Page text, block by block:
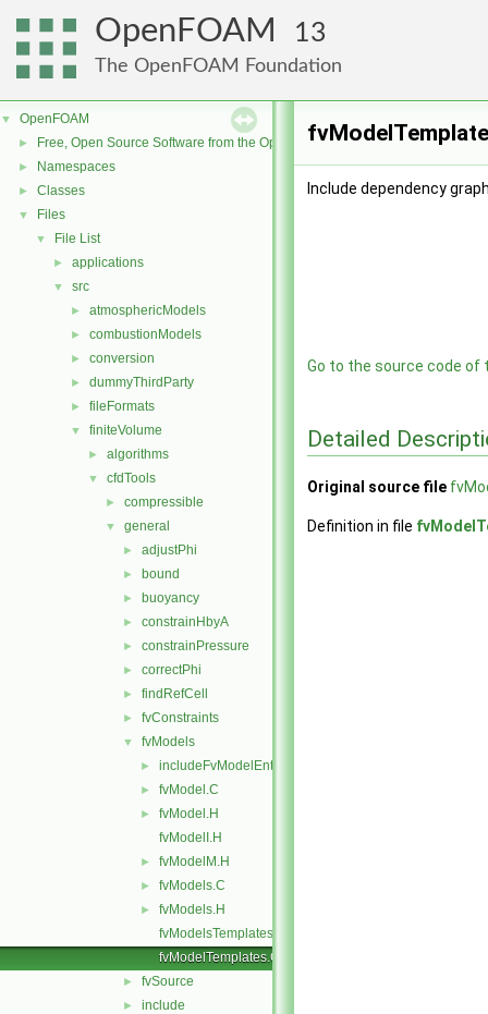
OpenFOAM 13
The OpenFOAM Foundation
▼ OpenFOAM
► Free, Open Source Software from the OpenFOAM Foundation
► Namespaces
► Classes
▼ Files
▼ File List
► applications
▼ src
► atmosphericModels
► combustionModels
► conversion
► dummyThirdParty
► fileFormats
▼ finiteVolume
► algorithms
▼ cfdTools
► compressible
▼ general
► adjustPhi
► bound
► buoyancy
► constrainHbyA
► constrainPressure
► correctPhi
► findRefCell
► fvConstraints
▼ fvModels
► includeFvModelEntry
► fvModel.C
►
fvModel.H
fvModelI.H
► fvModelM.H
► fvModels.C
►
fvModels.H
fvModelsTemplates.C
fvModelTemplates.C
► fvSource
► include
Include dependency
Go to the source code of
Detailed
Original source file
Definition in file